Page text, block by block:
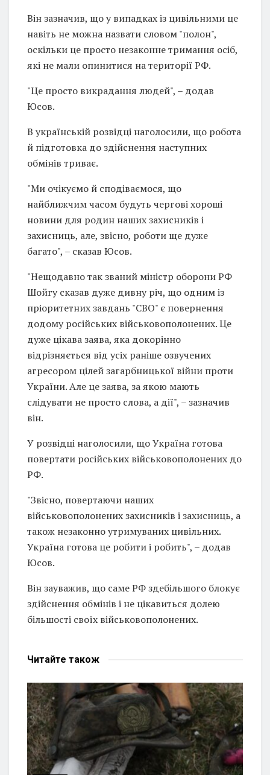
Він зазначив, що у випадках із цивільними це
навіть не можна назвати словом "полон",
оскільки це просто незаконне тримання осіб,
які не мали опинитися на території РФ.
"Це просто викрадання людей", – додав
Юсов.
В українській розвідці наголосили, що робота
й підготовка до здійснення наступних
обмінів триває.
"Ми очікуємо й сподіваємося, що
найближчим часом будуть чергові хороші
новини для родин наших захисників і
захисниць, але, звісно, роботи ще дуже
багато", – сказав Юсов.
"Нещодавно так званий міністр оборони РФ
Шойгу сказав дуже дивну річ, що одним із
пріоритетних завдань "СВО" є повернення
додому російських військовополонених. Це
дуже цікава заява, яка докорінно
відрізняється від усіх раніше озвучених
агресором цілей загарбницької війни проти
України. Але це заява, за якою мають
слідувати не просто слова, а дії", – зазначив
він.
У розвідці наголосили, що Україна готова
повертати російських військовополонених до
РФ.
"Звісно, повертаючи наших
військовополонених захисників і захисниць, а
також незаконно утримуваних цивільних.
Україна готова це робити і робить", – додав
Юсов.
Він зауважив, що саме РФ здебільшого блокує
здійснення обмінів і не цікавиться долею
більшості своїх військовополонених.
Читайте також